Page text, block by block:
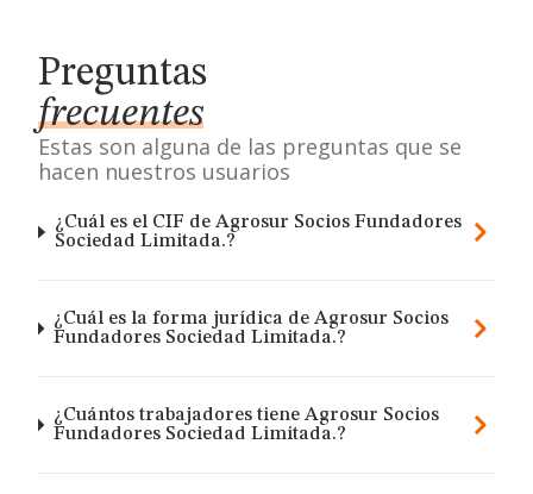
Preguntas
frecuentes
Estas son alguna de las preguntas que se
hacen nuestros usuarios
¿Cuál es el CIF de Agrosur Socios Fundadores
Sociedad Limitada.?
¿Cuál es la forma jurídica de Agrosur Socios
Fundadores Sociedad Limitada.?
¿Cuántos trabajadores tiene Agrosur Socios
Fundadores Sociedad Limitada.?